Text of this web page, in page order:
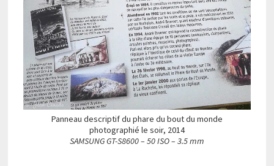
Panneau descriptif du phare du bout du monde
photographié le soir, 2014
SAMSUNG GT-S8600 – 50 ISO – 3.5 mm